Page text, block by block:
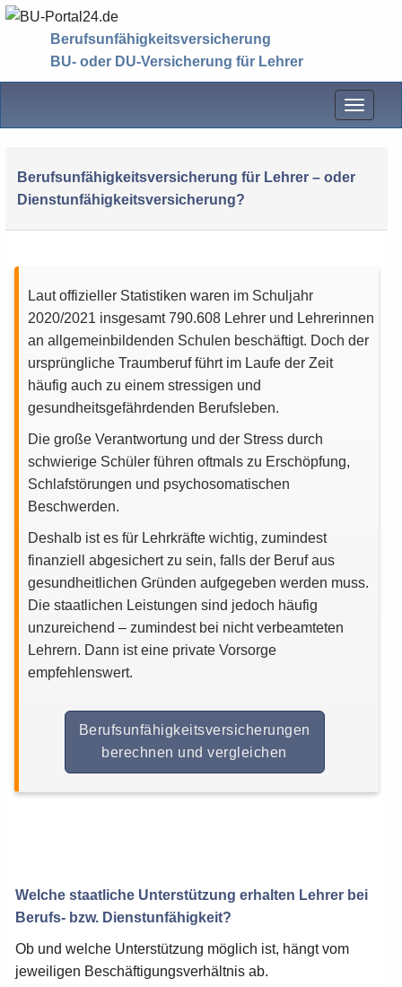
Berufsunfähigkeitsversicherung
BU- oder DU-Versicherung für Lehrer
Menü
Berufsunfähigkeitsversicherung für Lehrer – oder
Dienstunfähigkeitsversicherung?
Laut offizieller Statistiken waren im Schuljahr
2020/2021 insgesamt 790.608 Lehrer und Lehrerinnen
an allgemeinbildenden Schulen beschäftigt. Doch der
ursprüngliche Traumberuf führt im Laufe der Zeit
häufig auch zu einem stressigen und
gesundheitsgefährdenden Berufsleben.
Die große Verantwortung und der Stress durch
schwierige Schüler führen oftmals zu Erschöpfung,
Schlafstörungen und psychosomatischen
Beschwerden.
Deshalb ist es für Lehrkräfte wichtig, zumindest
finanziell abgesichert zu sein, falls der Beruf aus
gesundheitlichen Gründen aufgegeben werden muss.
Die staatlichen Leistungen sind jedoch häufig
unzureichend – zumindest bei nicht verbeamteten
Lehrern. Dann ist eine private Vorsorge
empfehlenswert.
Berufsunfähigkeitsversicherungen
berechnen und vergleichen
Welche staatliche Unterstützung erhalten Lehrer bei
Berufs- bzw. Dienstunfähigkeit?
Ob und welche Unterstützung möglich ist, hängt vom
jeweiligen Beschäftigungsverhältnis ab.